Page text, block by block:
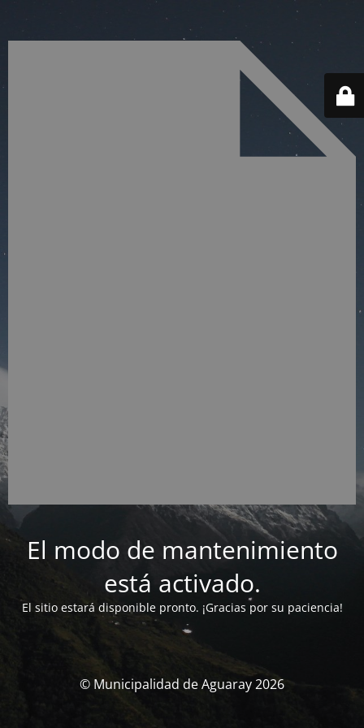
El modo de mantenimiento
está activado.
El sitio estará disponible pronto. ¡Gracias por su paciencia!
© Municipalidad de Aguaray 2026